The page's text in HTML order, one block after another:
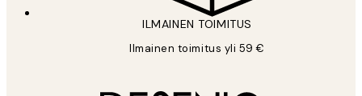
ILMAINEN TOIMITUS
Ilmainen toimitus yli 59 €